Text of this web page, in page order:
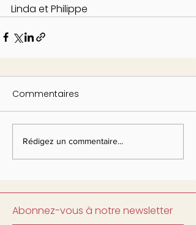
Linda et Philippe
Commentaires
Rédigez un commentaire...
Abonnez-vous à notre newsletter